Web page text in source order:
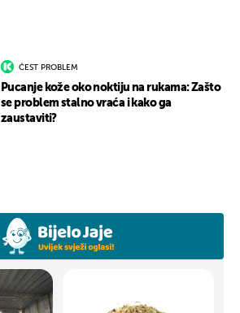
ČEST PROBLEM
Pucanje kože oko noktiju na rukama: Zašto
se problem stalno vraća i kako ga
zaustaviti?